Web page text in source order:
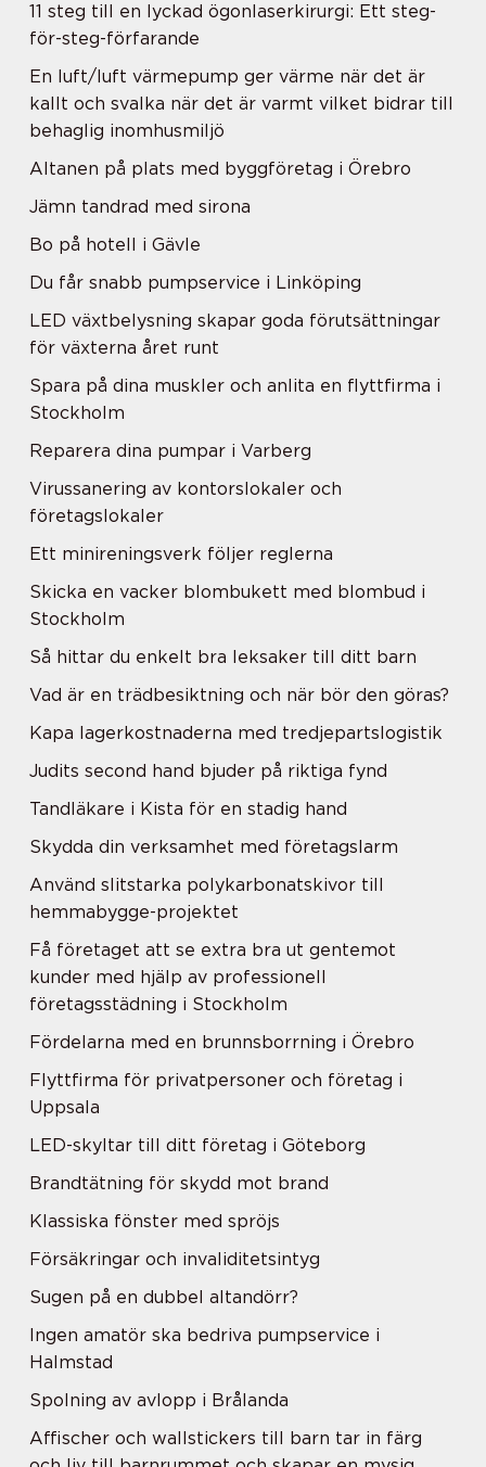
11 steg till en lyckad ögonlaserkirurgi: Ett steg-
för-steg-förfarande
En luft/luft värmepump ger värme när det är
kallt och svalka när det är varmt vilket bidrar till
behaglig inomhusmiljö
Altanen på plats med byggföretag i Örebro
Jämn tandrad med sirona
Bo på hotell i Gävle
Du får snabb pumpservice i Linköping
LED växtbelysning skapar goda förutsättningar
för växterna året runt
Spara på dina muskler och anlita en flyttfirma i
Stockholm
Reparera dina pumpar i Varberg
Virussanering av kontorslokaler och
företagslokaler
Ett minireningsverk följer reglerna
Skicka en vacker blombukett med blombud i
Stockholm
Så hittar du enkelt bra leksaker till ditt barn
Vad är en trädbesiktning och när bör den göras?
Kapa lagerkostnaderna med tredjepartslogistik
Judits second hand bjuder på riktiga fynd
Tandläkare i Kista för en stadig hand
Skydda din verksamhet med företagslarm
Använd slitstarka polykarbonatskivor till
hemmabygge-projektet
Få företaget att se extra bra ut gentemot
kunder med hjälp av professionell
företagsstädning i Stockholm
Fördelarna med en brunnsborrning i Örebro
Flyttfirma för privatpersoner och företag i
Uppsala
LED-skyltar till ditt företag i Göteborg
Brandtätning för skydd mot brand
Klassiska fönster med spröjs
Försäkringar och invaliditetsintyg
Sugen på en dubbel altandörr?
Ingen amatör ska bedriva pumpservice i
Halmstad
Spolning av avlopp i Brålanda
Affischer och wallstickers till barn tar in färg